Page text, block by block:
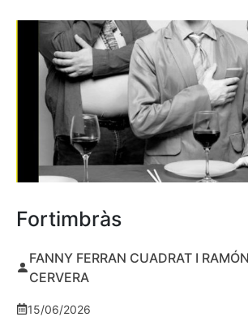
Fortimbràs
FANNY FERRAN CUADRAT I
CERVERA
15/06/2026